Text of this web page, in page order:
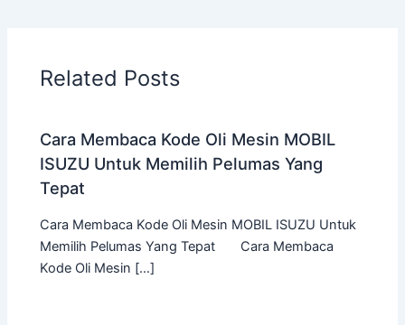
Related Posts
Cara Membaca Kode Oli Mesin MOBIL
ISUZU Untuk Memilih Pelumas Yang
Tepat
Cara Membaca Kode Oli Mesin MOBIL ISUZU Untuk
Memilih Pelumas Yang Tepat Cara Membaca
Kode Oli Mesin […]